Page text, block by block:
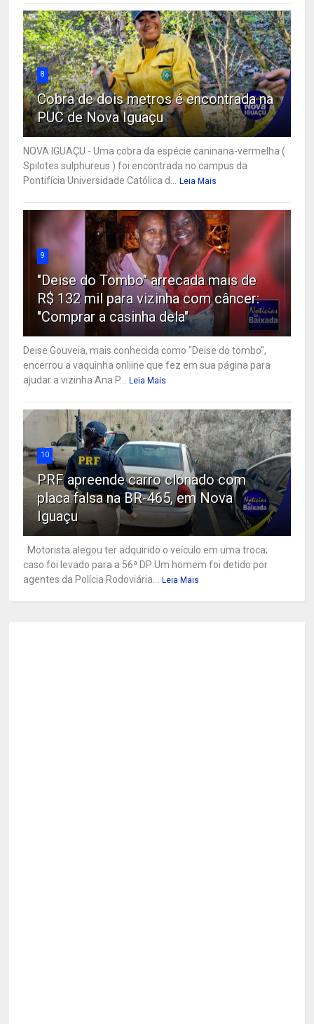
8
Cobra de dois metros é encontrada na
PUC de Nova Iguaçu
NOVA IGUAÇU - Uma cobra da espécie caninana-vermelha (
Spilotes sulphureus ) foi encontrada no campus da
Pontifícia Universidade Católica d...
Leia Mais
9
"Deise do Tombo" arrecada mais de
R$ 132 mil para vizinha com câncer:
"Comprar a casinha dela"
Deise Gouveia, mais conhecida como "Deise do tombo",
encerrou a vaquinha onliine que fez em sua página para
ajudar a vizinha Ana P...
Leia Mais
10
PRF apreende carro clonado com
placa falsa na BR-465, em Nova
Iguaçu
Motorista alegou ter adquirido o veículo em uma troca;
caso foi levado para a 56ª DP Um homem foi detido por
agentes da Polícia Rodoviária...
Leia Mais